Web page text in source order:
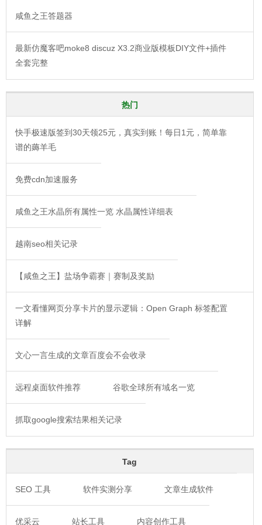
咸鱼之王答题器
最新仿魔客吧moke8 discuz X3.2商业版模板DIY文件+插件
全套完整
热门
快手极速版签到30天领25元，真实到账！每日1元，简单靠
谱的薅羊毛
免费cdn加速服务
咸鱼之王水晶所有属性一览 水晶属性详细表
越南seo相关记录
【咸鱼之王】盐场争霸赛｜赛制及奖励
一文看懂网页分享卡片的显示逻辑：Open Graph 标签配置
详解
文心一言生成的文章百度会不会收录
远程桌面软件推荐 谷歌全球所有域名一览
抓取google搜索结果相关记录
Tag
SEO 工具 软件实测分享 文章生成软件
优采云 站长工具 内容创作工具